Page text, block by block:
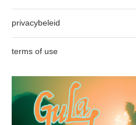
privacybeleid
terms of use